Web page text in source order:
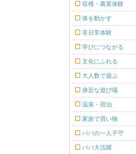
収穫・農業体験
体を動かす
非日常体験
学びにつながる
文化にふれる
大人数で遊ぶ
身近な遊び場
温泉・宿泊
家族で買い物
パパの一人子守
パパ大活躍